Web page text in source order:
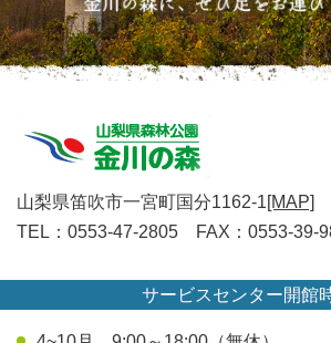
山梨県笛吹市一宮町国分1162-1[MAP]
TEL：0553-47-2805 FAX：0553-39-
サービスセンター開館